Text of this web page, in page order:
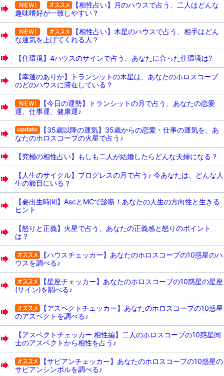
【相性占い】月のハウスで占う、二人はどんな
趣味嗜好が一致しやすい？
【相性占い】木星のハウスで占う、相手はどん
な運気を上げてくれる人？
【住環境】4ハウスのサインで占う、あなたに合った住環境は?
【幸運のありか】トランシットの木星は、あなたのホロスコープ
のどのハウスに滞在している？
【今日の運勢】トランシットの月で占う、あなたの恋愛
運、仕事運、健康運♪
【35歳以降の運気】35歳からの恋愛・仕事の運気を、あ
なたのホロスコープの火星で占う♪
【究極の相性占い】もしも二人が結婚したらどんな夫婦になる？
【人生のサイクル】プログレスの月で占う♪ 今あなたは、どんな人
生の節目にいる？
【要出生時間】AscとMCで診断！あなたの人生の方向性と生きる
ヒント
【怒りと正義】火星で占う、あなたの正義感と怒りのポイント
は？
【ハウスチェッカー】あなたのホロスコープの10惑星のハ
ウスを調べる♪
【星座チェッカー】あなたのホロスコープの10惑星の星座
(サイン)を調べる♪
【アスペクトチェッカー】あなたのホロスコープの10惑星
のアスペクトを調べる♪
【アスペクトチェッカー 相性編】二人のホロスコープの10惑星同
士のアスペクトから相性を占う♪
【サビアンチェッカー】あなたのホロスコープの10惑星の
サビアンシンボルを調べる♪